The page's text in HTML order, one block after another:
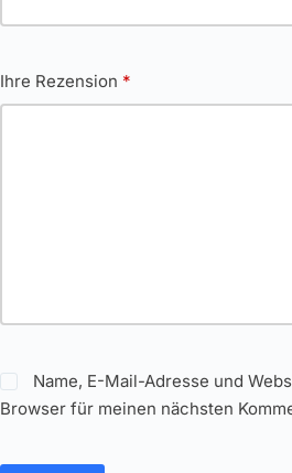
Ihre Rezension *
Name, E-Mail-Adresse und
Browser für meinen nächsten